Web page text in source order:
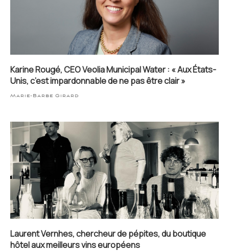
Karine Rougé, CEO Veolia Municipal Water : «⁠⁠⁠ Aux États-
Unis, c’est impardonnable de ne pas être clair »
Marie-Barbe Girard
Laurent Vernhes, chercheur de pépites, du boutique
hôtel aux meilleurs vins européens